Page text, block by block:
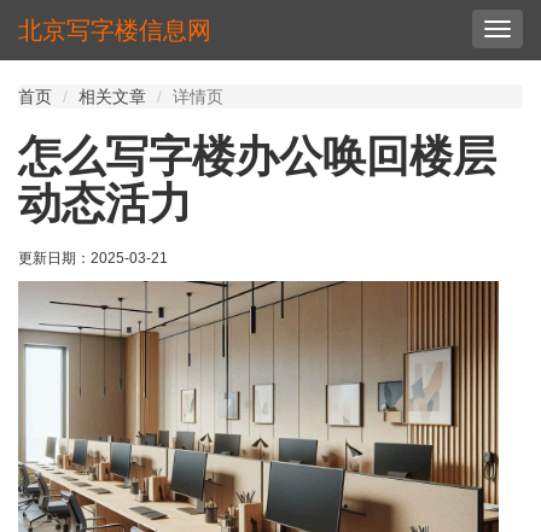
切
北京写字楼信息网
首页 相关文章 详情页
怎么写字楼办公唤回楼层
动态活力
更新日期： 2025-03-21